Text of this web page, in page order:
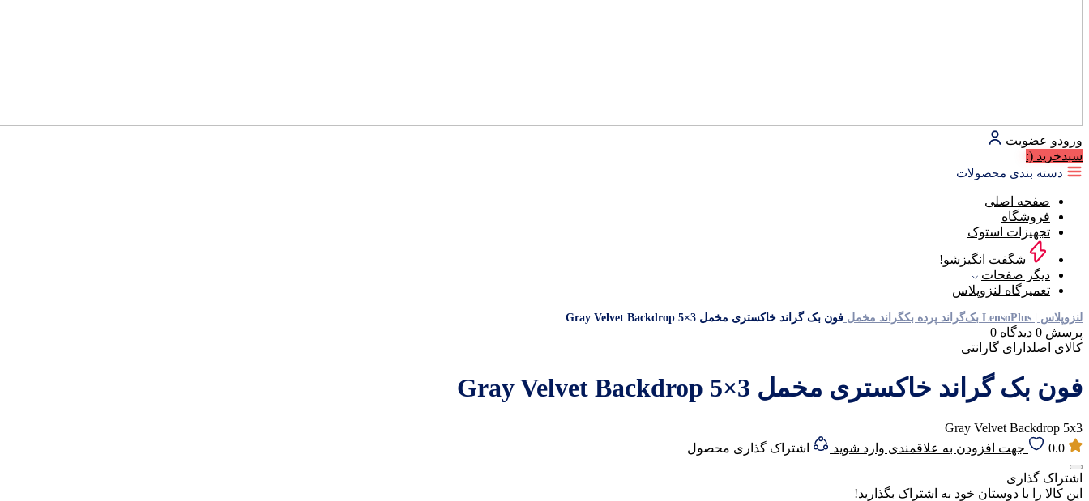
ورودو عضویت
سبد‌خرید (:
دسته بندی محصولات
صفحه اصلی
فروشگاه
تجهیزات استوک
شگفت انگیزشو!
دیگر صفحات
تعمیرگاه لنزوپلاس
لنزوپلاس | LensoPlus بک‌گراند پرده بکگراند مخمل فون بک گراند خاکستری مخمل Gray Velvet Backdrop 5×3
پرسش 0 دیدگاه 0
کالای اصلدارای گارانتی
فون بک گراند خاکستری مخمل Gray Velvet Backdrop 5×3
Gray Velvet Backdrop 5x3
0.0
جهت افزودن به علاقمندی وارد شوید اشتراک گذاری محصول
اشتراک گذاری
این کالا را با دوستان خود به اشتراک بگذارید!